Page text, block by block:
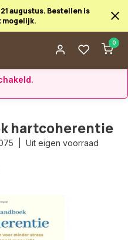
augustus. Bestellen is
0
Direct uit eigen voorraad leverbaar
hartcoherentie
| Uit eigen voorraad